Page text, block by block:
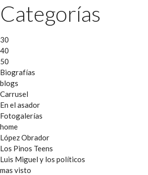
Categorías
30
40
50
Biografías
blogs
Carrusel
En el asador
Fotogalerías
home
López Obrador
Los Pinos Teens
Luis Miguel y los políticos
mas visto